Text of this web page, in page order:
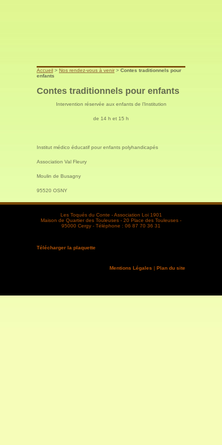
Accueil > Nos rendez-vous à venir > Contes traditionnels pour
enfants
Contes traditionnels pour enfants
Intervention réservée aux enfants de l’Institution
de 14 h et 15 h
Institut médico éducatif pour enfants polyhandicapés
Association Val Fleury
Moulin de Busagny
95520 OSNY
Les Toqués du Conte - Association Loi 1901
Maison de Quartier des Touleuses - 20 Place des Touleuses -
95000 Cergy - Téléphone : 06 87 70 36 31
Télécharger la plaquette
Mentions Légales | Plan du site